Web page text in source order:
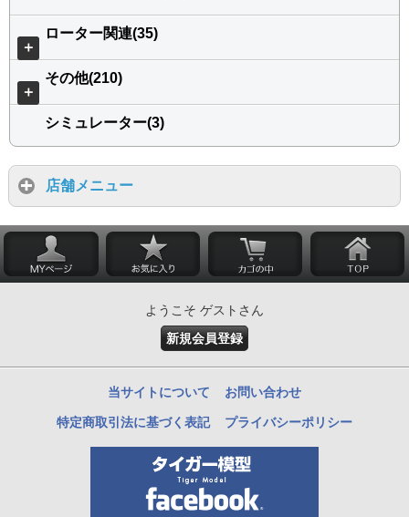
＋
ローター関連(35)
＋
その他(210)
シミュレーター(3)
店舗メニュー
ようこそ ゲストさん
新規会員登録
当サイトについて お問い合わせ
特定商取引法に基づく表記 プライバシーポリシー